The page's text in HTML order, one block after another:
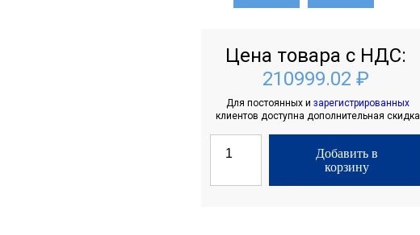
Цена товара с НДС:
210999.02 ₽
Для постоянных изарегистрированных
клиентов доступна дополнительная скидка
Добавить в
корзину